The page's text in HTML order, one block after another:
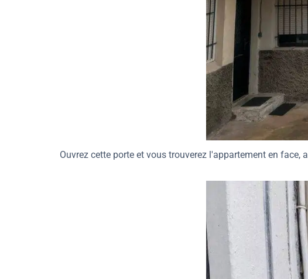
Ouvrez cette porte et vous trouverez l'appartement en face,